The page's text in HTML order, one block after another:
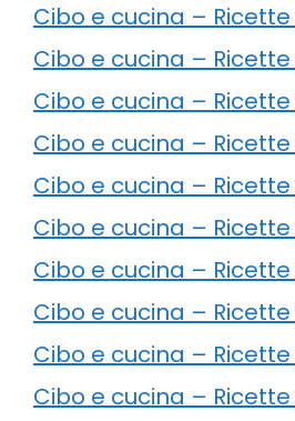
Cibo e cucina –
Cibo e cucina –
Cibo e cucina –
Cibo e cucina –
Cibo e cucina – Ricette
Cibo e cucina – Ricette
Cibo e cucina –
Cibo e cucina –
Cibo e cucina –
Cibo e cucina –